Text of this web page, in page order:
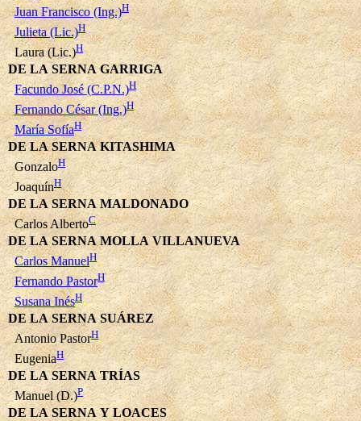
Juan Francisco (Ing.)H
Julieta (Lic.)H
Laura (Lic.)H
DE LA SERNA GARRIGA
Facundo José (C.P.N.)H
Fernando César (Ing.)H
María SofíaH
DE LA SERNA KITASHIMA
GonzaloH
JoaquínH
DE LA SERNA MALDONADO
Carlos AlbertoC
DE LA SERNA MOLLA VILLANUEVA
Carlos ManuelH
Fernando PastorH
Susana InésH
DE LA SERNA SUÁREZ
Antonio PastorH
EugeniaH
DE LA SERNA TRÍAS
Manuel (D.)P
DE LA SERNA Y LOACES